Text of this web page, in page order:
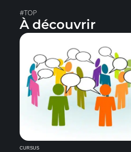
#TOP
À découvrir
CURSUS